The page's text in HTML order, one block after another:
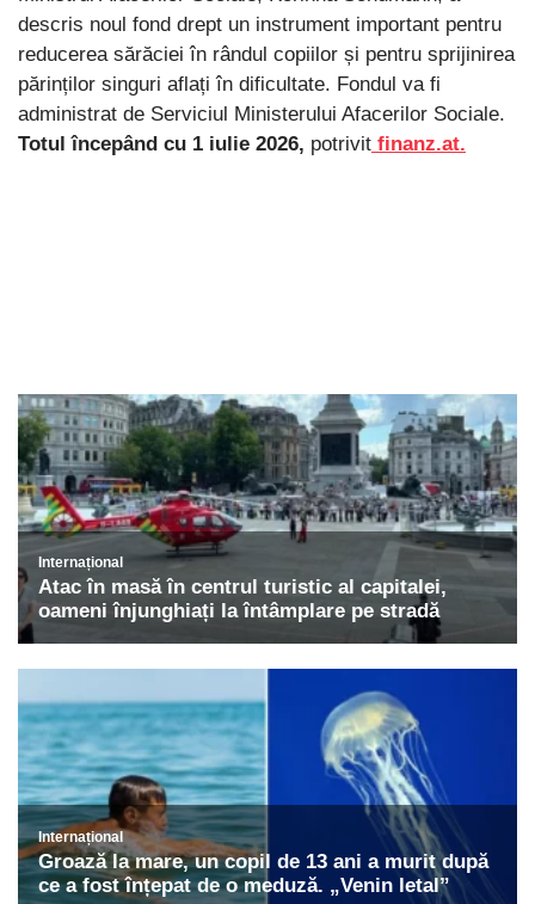
descris noul fond drept un instrument important pentru
reducerea sărăciei în rândul copiilor și pentru sprijinirea
părinților singuri aflați în dificultate. Fondul va fi
administrat de Serviciul Ministerului Afacerilor Sociale.
Totul începând cu 1 iulie 2026, potrivit finanz.at.